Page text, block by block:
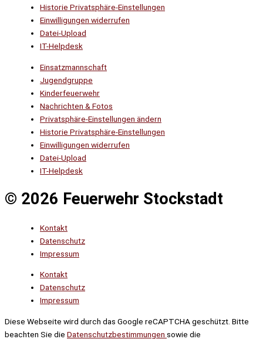
Historie Privatsphäre-Einstellungen
Einwilligungen widerrufen
Datei-Upload
IT-Helpdesk
Einsatzmannschaft
Jugendgruppe
Kinderfeuerwehr
Nachrichten & Fotos
Privatsphäre-Einstellungen ändern
Historie Privatsphäre-Einstellungen
Einwilligungen widerrufen
Datei-Upload
IT-Helpdesk
© 2026 Feuerwehr Stockstadt
Kontakt
Datenschutz
Impressum
Kontakt
Datenschutz
Impressum
Diese Webseite wird durch das Google reCAPTCHA geschützt. Bitte
beachten Sie die Datenschutzbestimmungen sowie die